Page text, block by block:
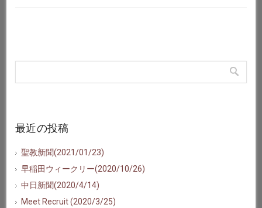
最近の投稿
聖教新聞(2021/01/23)
早稲田ウィークリー(2020/10/26)
中日新聞(2020/4/14)
Meet Recruit (2020/3/25)